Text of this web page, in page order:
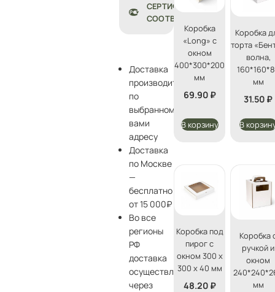
СЕРТИФИКАТЫ
СООТВЕТСТВИЯ
Доставка
производится
по
выбранному
вами
адресу
Доставка
по Москве
—
бесплатно
от 15 000₽
Во все
регионы
РФ
доставка
осуществляется
через
Коробка
«Long» с
окном
400*300*200
мм
69.90 ₽
В корзину
Коробка
торта
волна,
мм
31.50 ₽
В
Коробка под
пирог с
окном 300 х
300 х 40 мм
48.20 ₽
Коробка
ручкой и
окном
мм